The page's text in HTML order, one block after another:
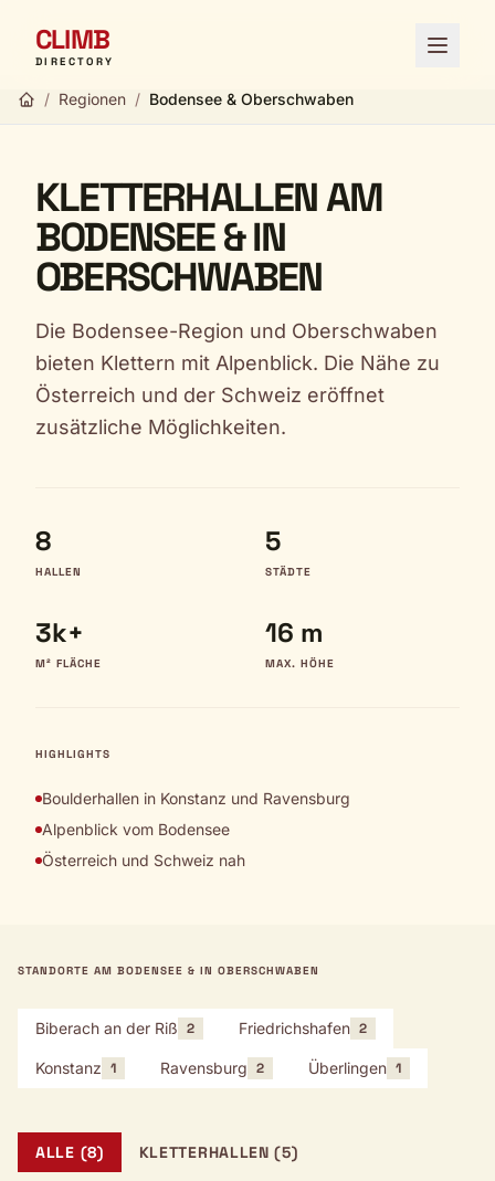
CLIMB
DIRECTORY Menü
/ Regionen / Bodensee & Oberschwaben
KLETTERHALLEN AM
BODENSEE & IN
OBERSCHWABEN
Die Bodensee-Region und Oberschwaben
bieten Klettern mit Alpenblick. Die Nähe zu
Österreich und der Schweiz eröffnet
zusätzliche Möglichkeiten.
8
HALLEN
5
STÄDTE
3k+
M² FLÄCHE
16 m
MAX. HÖHE
HIGHLIGHTS
Boulderhallen in Konstanz und Ravensburg
Alpenblick vom Bodensee
Österreich und Schweiz nah
STANDORTE AM BODENSEE & IN OBERSCHWABEN
Biberach an der Riß 2 Friedrichshafen 2
Konstanz 1 Ravensburg 2 Überlingen 1
ALLE (8)
KLETTERHALLEN (5)